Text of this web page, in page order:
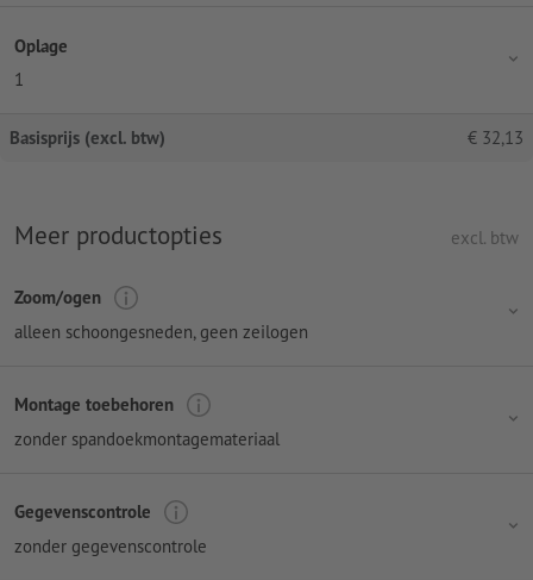
Oplage
1
Basisprijs (excl. btw) € 32,13
Meer productopties excl. btw
Zoom/ogen
alleen schoongesneden, geen zeilogen
Montage toebehoren
zonder spandoekmontagemateriaal
Gegevenscontrole
zonder gegevenscontrole